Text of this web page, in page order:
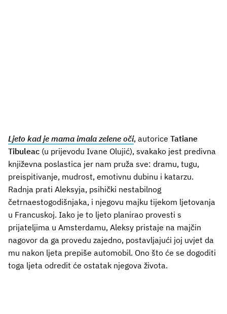
Ljeto kad je mama imala zelene oči, autorice Tatiane
Tibuleac (u prijevodu Ivane Olujić), svakako jest predivna
književna poslastica jer nam pruža sve: dramu, tugu,
preispitivanje, mudrost, emotivnu dubinu i katarzu.
Radnja prati Aleksyja, psihički nestabilnog
četrnaestogodišnjaka, i njegovu majku tijekom ljetovanja
u Francuskoj. Iako je to ljeto planirao provesti s
prijateljima u Amsterdamu, Aleksy pristaje na majčin
nagovor da ga provedu zajedno, postavljajući joj uvjet da
mu nakon ljeta prepiše automobil. Ono što će se dogoditi
toga ljeta odredit će ostatak njegova života.